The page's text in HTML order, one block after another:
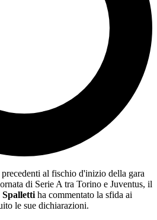
al fischio d'inizio della gara
di Serie A tra Torino e Juventus, il
Spalletti ha commentato la sfida ai
le sue dichiarazioni.